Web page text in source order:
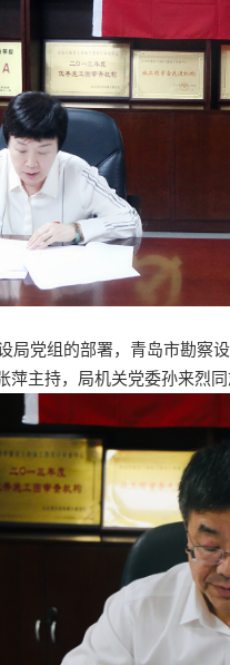
局党组的部署，青岛市勘察
萍主持，局机关党委孙来烈